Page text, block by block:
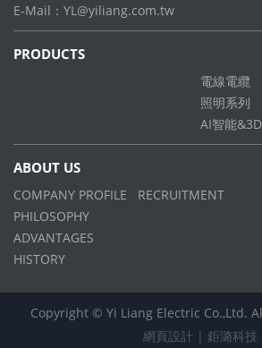
E-Mail： YL@yiliang.com.tw
PRODUCTS
電線電纜
照明系列
AI智能
ABOUT US
COMPANY PROFILE
PHILOSOPHY
ADVANTAGES
HISTORY
RECRUITMENT
Copyright © Yi Liang Electric Co.,Ltd.
網頁設計 | 鉅潞科技